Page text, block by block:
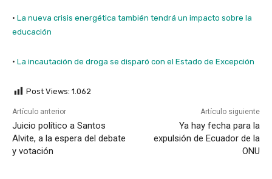
· La nueva crisis energética también tendrá un impacto sobre la
educación
· La incautación de droga se disparó con el Estado de Excepción
Post Views: 1.062
Artículo anterior
Juicio político a Santos
Alvite, a la espera del debate
y votación
Artículo siguiente
Ya hay fecha para la
expulsión de Ecuador de la
ONU